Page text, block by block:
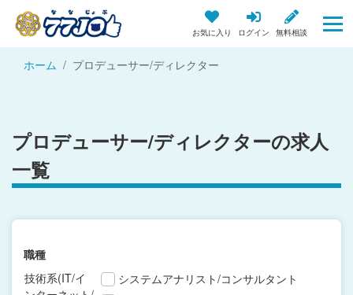
お気に入り ログイン 無料相談
ホーム プロデューサー/ディレクター
プロデューサー/ディレクターの求人
一覧
職種
技術系(IT/イ
システムアナリスト/コンサルタント